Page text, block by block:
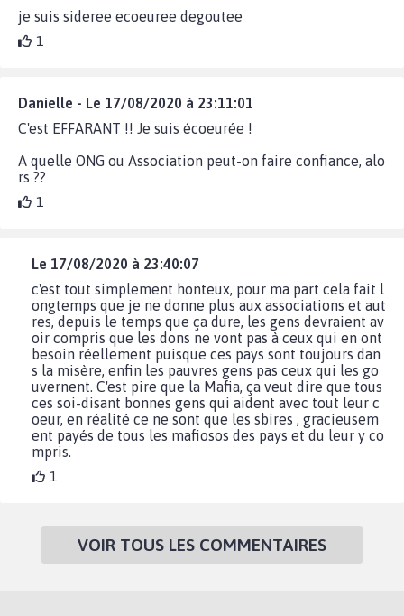
je suis sideree ecoeuree degoutee
1
Danielle - Le 17/08/2020 à 23:11:01
C'est EFFARANT !! Je suis écoeurée !
A quelle ONG ou Association peut-on faire confiance, alo
rs ??
1
Le 17/08/2020 à 23:40:07
c'est tout simplement honteux, pour ma part cela fait l
ongtemps que je ne donne plus aux associations et aut
res, depuis le temps que ça dure, les gens devraient av
oir compris que les dons ne vont pas à ceux qui en ont
besoin réellement puisque ces pays sont toujours dan
s la misère, enfin les pauvres gens pas ceux qui les go
uvernent. C'est pire que la Mafia, ça veut dire que tous
ces soi-disant bonnes gens qui aident avec tout leur c
oeur, en réalité ce ne sont que les sbires , gracieusem
ent payés de tous les mafiosos des pays et du leur y co
mpris.
1
VOIR TOUS LES COMMENTAIRES